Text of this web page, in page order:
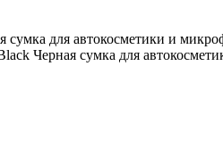
сумка для автокосметики и
Черная сумка для